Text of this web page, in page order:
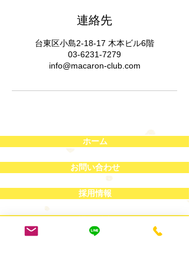
連絡先
台東区小島2-18-17 木本ビル6階
03-6231-7279
info@macaron-club.com
ホーム
お問い合わせ
採用情報